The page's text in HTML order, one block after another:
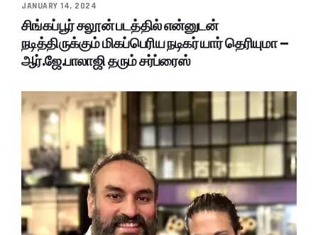
JANUARY 14, 2024
சிங்கப்பூர் சலூன் படத்தில் என்னுடன்
நடித்திருக்கும் மிகப்பெரிய நடிகர் யார் தெரியுமா –
ஆர்.ஜே.பாலாஜி தரும் சர்ப்ரைஸ்